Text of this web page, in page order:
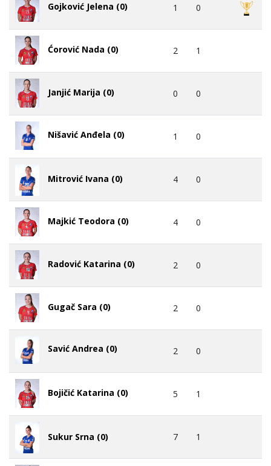
Gojković Jelena (0) 1 0
Ćorović Nada (0) 2 1
Janjić Marija (0) 0 0
Nišavić Anđela (0) 1 0
Mitrović Ivana (0) 4 0
Majkić Teodora (0) 4 0
Radović Katarina (0) 2 0
Gugač Sara (0) 2 0
Savić Andrea (0) 2 0
Bojičić Katarina (0) 5 1
Sukur Srna (0) 7 1